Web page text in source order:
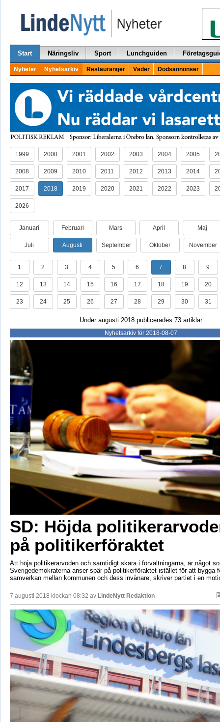
Start Näringsliv Sport Lunchguiden
Nyheter Nyhetsarkiv Restauranger Väder Dödsannonser
1999 2000 2001 2002 2003 2004 2005
2008 2009 2010 2011 2012 2013 2014
2017 2018 2019 2020 2021 2022 2023
2026
Januari Februari Mars April Maj
Juli Augusti September Oktober November
1 2 3 4 5 6 7 8 9
12 13 14 15 16 17 18 19 20
23 24 25 26 27 28 29 30 31
Under augusti 2018 publicerades 73 artiklar
Nyhetsarkiv för 2018-08-07
SD: Höjda
på politikerföraktet
Att höja politikerarvoden och samtidigt skära i förvaltningarna, är något
Sverigedemokraterna anser spär på politikerföraktet istället för att bygga
samverkan mellan kommunen och dess invånare, skriver partiet i en
7 augusti 2018 klockan 08:32 av LindeNytt Redaktion